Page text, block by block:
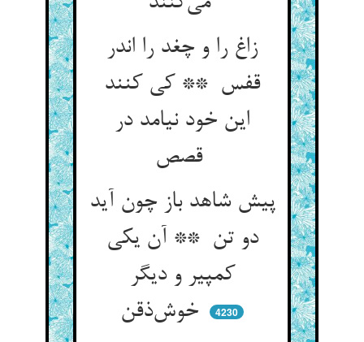
زاغ را و چغد را اندر
قفس ** کی کنند
این خود نیامد در
قصص
پیش شاهد باز چون آید
دو تن ** آن یکی
کمپیر و دیگر
4230